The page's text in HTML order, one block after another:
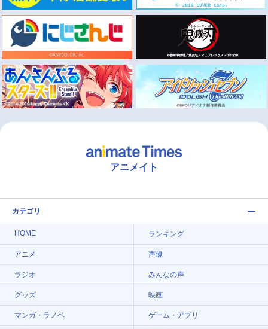
アニメイト
カテゴリ
HOME ランキング
アニメ 声優
ラジオ みんなの声
グッズ 映画
マンガ・ラノベ ゲーム・アプリ